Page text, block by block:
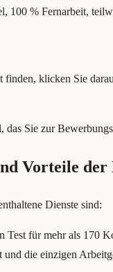
100 % Fernarbeit,
finden, klicken Sie
das Sie zur
Vorteile
Dienste sind:
Test für mehr als 170
die einzigen